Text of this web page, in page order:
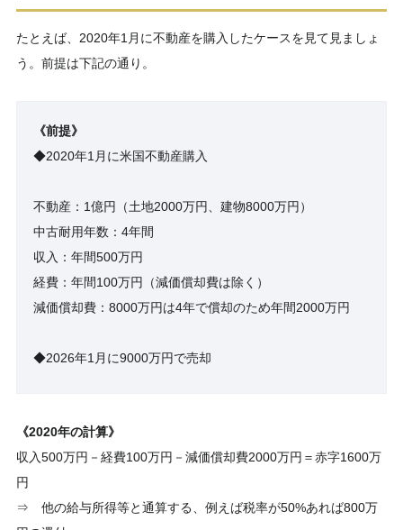
たとえば、2020年1月に不動産を購入したケースを見て見ましょ
う。前提は下記の通り。
《前提》
◆2020年1月に米国不動産購入
不動産：1億円（土地2000万円、建物8000万円）
中古耐用年数：4年間
収入：年間500万円
経費：年間100万円（減価償却費は除く）
減価償却費：8000万円は4年で償却のため年間2000万円
◆2026年1月に9000万円で売却
《2020年の計算》
収入500万円－経費100万円－減価償却費2000万円＝赤字1600万
円
⇒ 他の給与所得等と通算する、例えば税率が50%あれば800万